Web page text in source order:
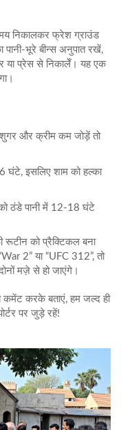
निकालकर फ्रेश ग्राउंड
भूरे बीन्स अनुपात रखें,
या प्रेस से निकालेँ। यह एक
और क्रीम कम जोड़ें तो
घंटे, इसलिए शाम को हल्का
ठंडे पानी में 12‑18 घंटे
रूटीन को प्रैक्टिकल बना
2” या “UFC 312”, तो
मज़े से हो जाएंगे।
कमेंट करके बताएं, हम जल्द ही
पर जुड़े रहें!